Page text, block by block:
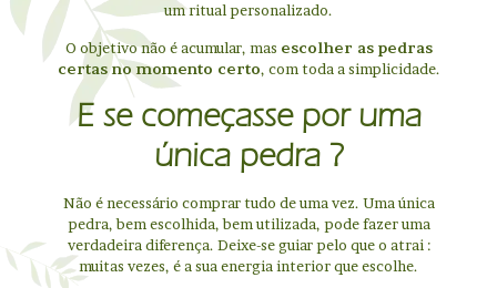
um ritual personalizado.
O objetivo não é acumular, mas escolher as pedras
certas no momento certo, com toda a simplicidade.
E se começasse por uma
única pedra ?
Não é necessário comprar tudo de uma vez. Uma única
pedra, bem escolhida, bem utilizada, pode fazer uma
verdadeira diferença. Deixe-se guiar pelo que o atrai :
muitas vezes, é a sua energia interior que escolhe.